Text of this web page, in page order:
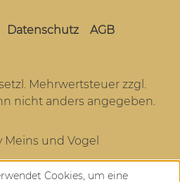
Datenschutz AGB
Mehrwertsteuer zzgl.
nicht anders angegeben.
Meins und Vogel
Cookies, um eine